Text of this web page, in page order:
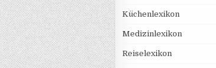
Küchenlexikon
Medizinlexikon
Reiselexikon